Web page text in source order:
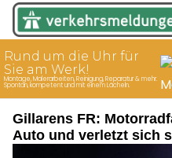
Gillarens FR:
Auto und verletzt sich